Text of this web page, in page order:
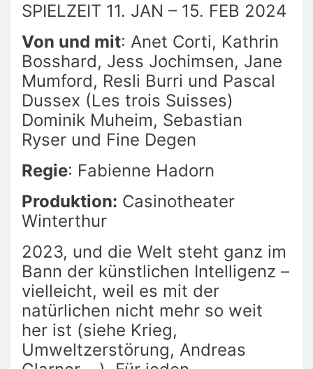
SPIELZEIT 11. JAN – 15. FEB 2024
Von und mit: Anet Corti, Kathrin
Bosshard, Jess Jochimsen, Jane
Mumford, Resli Burri und Pascal
Dussex (Les trois Suisses)
Dominik Muheim, Sebastian
Ryser und Fine Degen
Regie: Fabienne Hadorn
Produktion: Casinotheater
Winterthur
2023, und die Welt steht ganz im
Bann der künstlichen Intelligenz –
vielleicht, weil es mit der
natürlichen nicht mehr so weit
her ist (siehe Krieg,
Umweltzerstörung, Andreas